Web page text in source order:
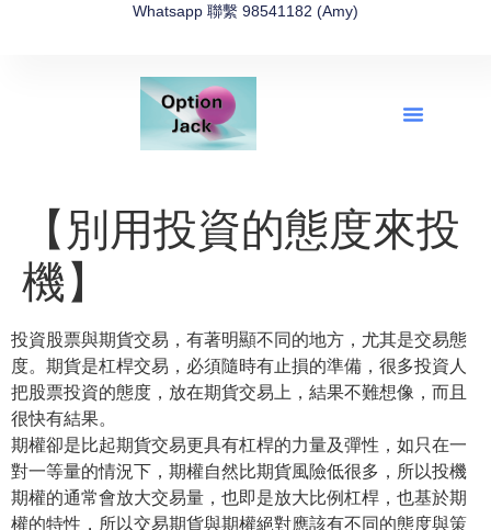
Whatsapp 聯繫 98541182 (Amy)
【別用投資的態度來投
機】
投資股票與期貨交易，有著明顯不同的地方，尤其是交易態
度。期貨是杠桿交易，必須隨時有止損的準備，很多投資人
把股票投資的態度，放在期貨交易上，結果不難想像，而且
很快有結果。
期權卻是比起期貨交易更具有杠桿的力量及彈性，如只在一
對一等量的情況下，期權自然比期貨風險低很多，所以投機
期權的通常會放大交易量，也即是放大比例杠桿，也基於期
權的特性，所以交易期貨與期權絕對應該有不同的態度與策